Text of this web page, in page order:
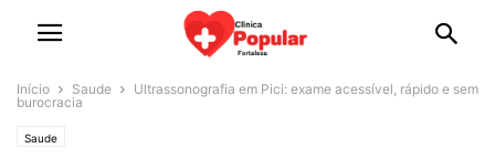
Início Saude
Ultrassonografia em Pici: exame acessível, rápido e sem
burocracia
Saude